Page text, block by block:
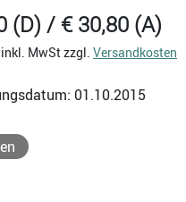
(D) / € 30,80 (A)
MwSt zzgl. Versandkosten
01.10.2015